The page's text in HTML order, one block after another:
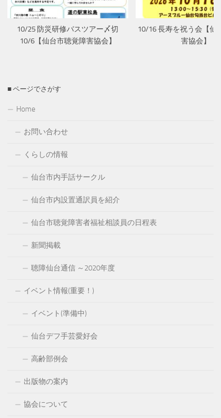
10/25 防災研修バスツアー〆切
10/6【仙台市聴覚障害協会】
10/16 長寿を祝う会【仙
害協会】
■ ページでさがす
Home
お問い合わせ
くらしの情報
仙台市内手話サークル
仙台市内設置通訳員を紹介
仙台市聴覚障害者福祉相談員の日程表
新聞掲載
聴障仙台通信 ～2020年度
イベント情報(重要！)
イベント(準備中)
仙台デフ手芸愛好会
高齢部例会
出版物の案内
協会について